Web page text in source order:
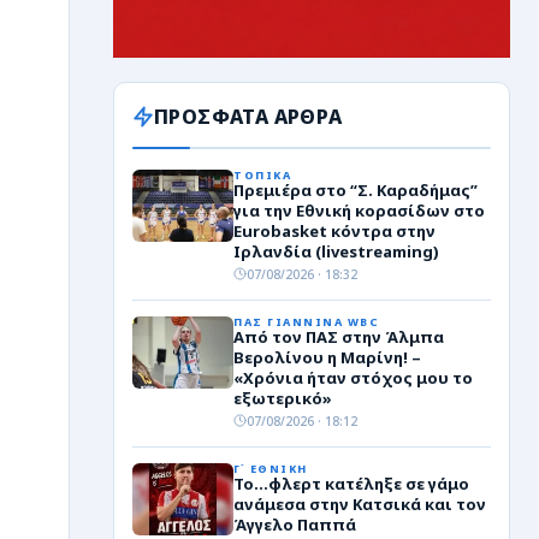
ΠΡΟΣΦΑΤΑ ΑΡΘΡΑ
ΤΟΠΙΚΑ
Πρεμιέρα στο “Σ. Καραδήμας”
για την Εθνική κορασίδων στο
Eurobasket κόντρα στην
Ιρλανδία (livestreaming)
07/08/2026 · 18:32
ΠΑΣ ΓΙΑΝΝΙΝΑ WBC
Από τον ΠΑΣ στην Άλμπα
Βερολίνου η Μαρίνη! –
«Χρόνια ήταν στόχος μου το
εξωτερικό»
07/08/2026 · 18:12
Γ΄ ΕΘΝΙΚΗ
Το…φλερτ κατέληξε σε γάμο
ανάμεσα στην Κατσικά και τον
Άγγελο Παππά